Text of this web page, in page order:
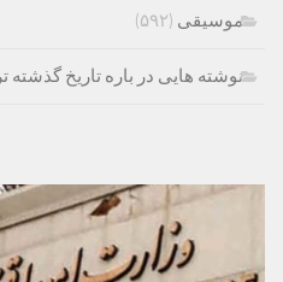
موسیقی (۵۹۲)
نوشته هایی در باره تاریخ گذشته